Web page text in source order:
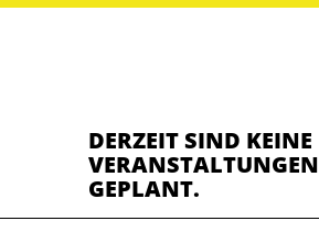
DERZEIT SIND KEINE
VERANSTALTUNGEN
GEPLANT.